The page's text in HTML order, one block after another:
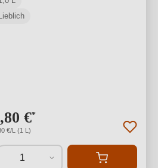
Lieblich
€*
€/L (1 L)
1